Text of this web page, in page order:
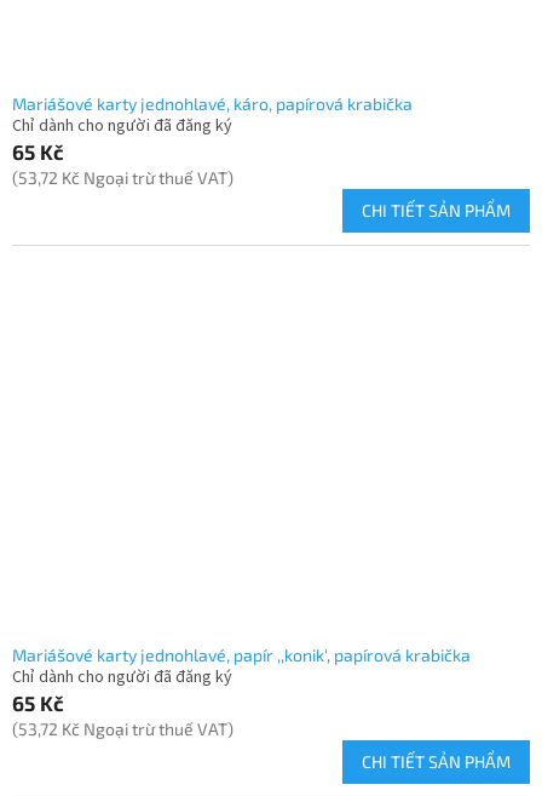
Mariášové karty jednohlavé, káro, papírová krabička
Chỉ dành cho người đã đăng ký
65 Kč
(53,72 Kč Ngoại trừ thuế VAT)
CHI TIẾT SẢN PHẨM
Mariášové karty jednohlavé, papír ,,konik', papírová krabička
Chỉ dành cho người đã đăng ký
65 Kč
(53,72 Kč Ngoại trừ thuế VAT)
CHI TIẾT SẢN PHẨM